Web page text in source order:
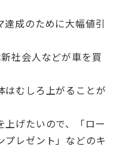
成のために大幅値引
社会人などが車を買
はむしろ上がることが
上げたいので、「ロー
プレゼント」などのキ